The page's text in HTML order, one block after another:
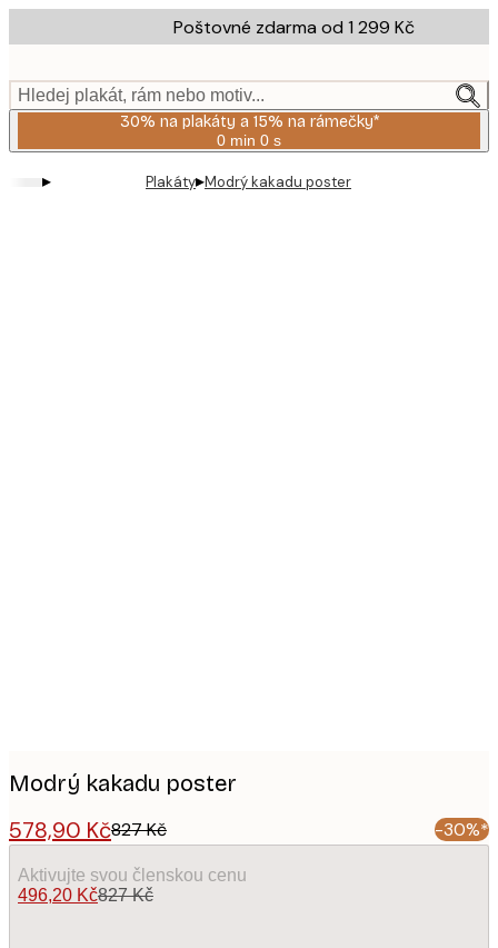
to
content.
Poštovné zdarma od 1 299 Kč
Hledej plakát, rám nebo motiv...
30% na plakáty a 15% na rámečky*
0 min 0 s
Platné
2026-
▸ Plakáty▸Modrý kakadu poster
Modrý kakadu poster
578,90 Kč827 Kč -30%*
Aktivujte svou členskou cenu
496,20 Kč827 Kč